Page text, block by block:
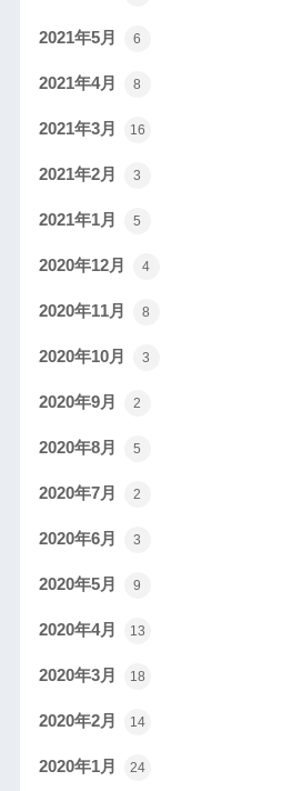
2021年5月 6
2021年4月 8
2021年3月 16
2021年2月 3
2021年1月 5
2020年12月 4
2020年11月 8
2020年10月 3
2020年9月 2
2020年8月 5
2020年7月 2
2020年6月 3
2020年5月 9
2020年4月 13
2020年3月 18
2020年2月 14
2020年1月 24